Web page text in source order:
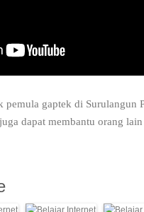
pemula gaptek di
dapat membantu orang